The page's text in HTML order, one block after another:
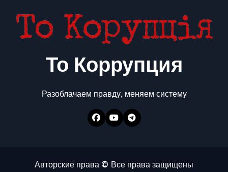
То Коррупция
Разоблачаем правду, меняем систему
Авторские права © Все права защищены